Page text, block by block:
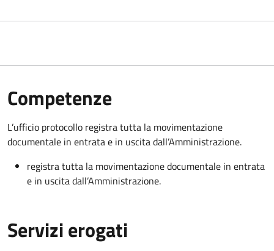
Competenze
L’ufficio protocollo registra tutta la movimentazione
documentale in entrata e in uscita dall’Amministrazione.
registra tutta la movimentazione documentale in entrata
e in uscita dall’Amministrazione.
Servizi erogati